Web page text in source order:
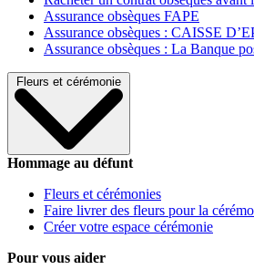
Assurance obsèques FAPE
Assurance obsèques : CAISSE
Assurance obsèques : La Banque
Fleurs et cérémonie
Hommage au défunt
Fleurs et cérémonies
Faire livrer des fleurs pour la
Créer votre espace cérémonie
Pour vous aider